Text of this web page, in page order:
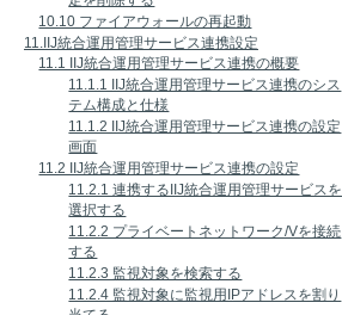
10.10 ファイアウォールの再起動
11.IIJ統合運用管理サービス連携設定
11.1 IIJ統合運用管理サービス連携の概要
11.1.1 IIJ統合運用管理サービス連携のシス
テム構成と仕様
11.1.2 IIJ統合運用管理サービス連携の設定
画面
11.2 IIJ統合運用管理サービス連携の設定
11.2.1 連携するIIJ統合運用管理サービスを
選択する
11.2.2 プライベートネットワーク/Vを接続
する
11.2.3 監視対象を検索する
11.2.4 監視対象に監視用IPアドレスを割り